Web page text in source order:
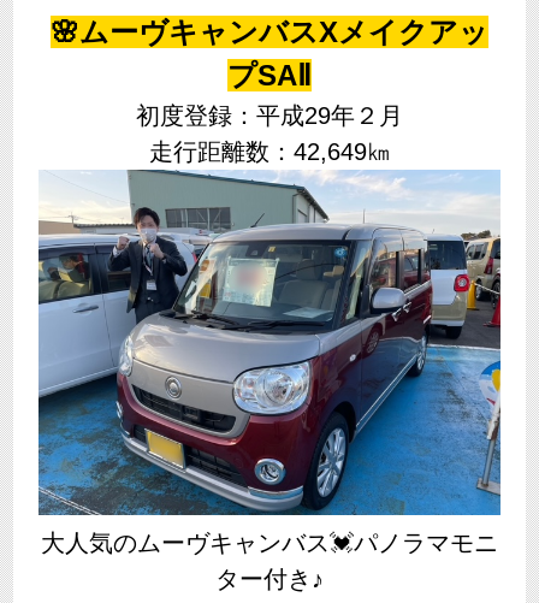
🌸ムーヴキャンバスXメイクアッ
プSAⅡ
初度登録：平成29年２月
走行距離数：42,649㎞
大人気のムーヴキャンバス💓パノラマモニ
ター付き♪